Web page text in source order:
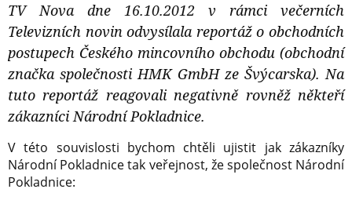
TV Nova dne 16.10.2012 v rámci večerních
Televizních novin odvysílala reportáž o obchodních
postupech Českého mincovního obchodu (obchodní
značka společnosti HMK GmbH ze Švýcarska). Na
tuto reportáž reagovali negativně rovněž někteří
zákazníci Národní Pokladnice.
V této souvislosti bychom chtěli ujistit jak zákazníky
Národní Pokladnice tak veřejnost, že společnost Národní
Pokladnice: